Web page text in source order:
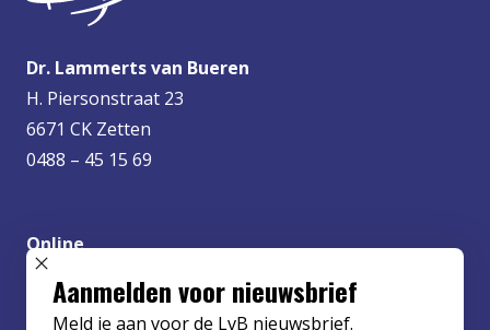
Dr. Lammerts van Bueren
H. Piersonstraat 23
6671 CK Zetten
0488 – 45 15 69
Online
info@lvbueren.nl
SLUIT POPUP
Aanmelden voor nieuwsbrief
Meld je aan voor de LvB nieuwsbrief.